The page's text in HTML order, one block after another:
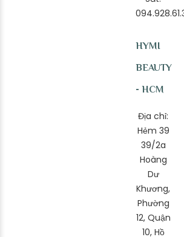
HYMI
BEAUTY
- HCM
Địa chỉ:
Hẻm 39
39/2a
Hoàng
Dư
Khương,
Phường
12, Quận
10, Hồ